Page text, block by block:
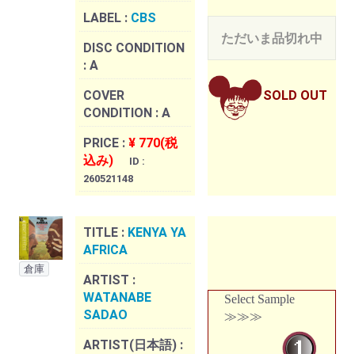
LABEL : CBS
DISC CONDITION
: A
COVER
CONDITION : A
PRICE : ¥ 770(税
込み)
ID :
260521148
ただいま品切れ中
SOLD OUT
倉庫
TITLE : KENYA YA
AFRICA
ARTIST :
WATANABE
SADAO
ARTIST(日本語) :
Select Sample
≫≫≫